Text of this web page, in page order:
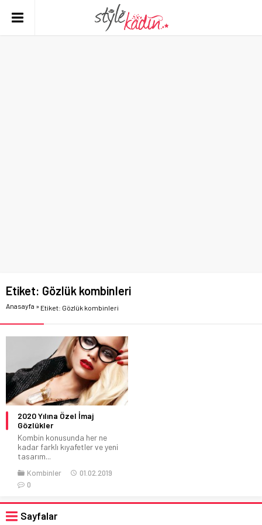
Etiket: Gözlük kombinleri
Anasayfa » Etiket: Gözlük kombinleri
2020 Yılına Özel İmaj
Gözlükler
Kombin konusunda her ne
kadar farklı kıyafetler ve yeni
tasarım...
Kombinler
01.02.2019
0
Sayfalar